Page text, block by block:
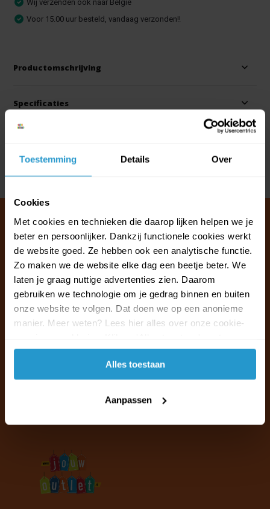
Toestemming Details Over
Cookies
Met cookies en technieken die daarop lijken helpen we je
beter en persoonlijker. Dankzij functionele cookies werkt
de website goed. Ze hebben ook een analytische functie.
Zo maken we de website elke dag een beetje beter. We
laten je graag nuttige advertenties zien. Daarom
gebruiken we technologie om je gedrag binnen en buiten
onze website te volgen. Dat doen we op een anonieme
manier. Meer weten? Lees hier alles over onze cookie-
accepteren.
Alles toestaan
Aanpassen
Wij verzenden ook naar Belgie
Voor 15.00 uur besteld, vandaag verzonden!!
Productomschrijving
Specificaties
Delen
Klantenservice & FAQ
Wij staan voor u klaar.
Ma t/m vr van 09:30 - 16:00 telefonisch
+31 (0)13 785 62 41
+31 (0)13 785 62 41